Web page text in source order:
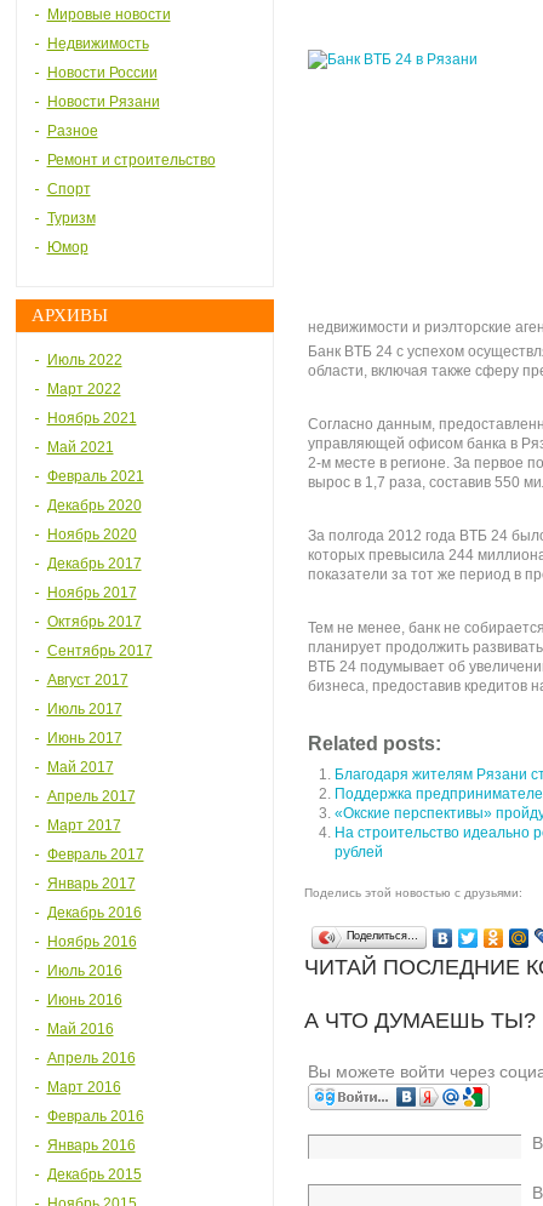
Мировые новости
Недвижимость
Новости России
Новости Рязани
Разное
Ремонт и строительство
Спорт
Туризм
Юмор
АРХИВЫ
Июль 2022
Март 2022
Ноябрь 2021
Май 2021
Февраль 2021
Декабрь 2020
Ноябрь 2020
Декабрь 2017
Ноябрь 2017
Октябрь 2017
Сентябрь 2017
Август 2017
Июль 2017
Июнь 2017
Май 2017
Апрель 2017
Март 2017
Февраль 2017
Январь 2017
Декабрь 2016
Ноябрь 2016
Июль 2016
Июнь 2016
Май 2016
Апрель 2016
Март 2016
Февраль 2016
Январь 2016
Декабрь 2015
недвижимости и риэлторские
Банк BTБ 24 с успехом
области, включая также сферу
Согласно данным,
управляющей офисом банка в
2-м месте в регионе. За первое
вырос в 1,7 раза, составив 550
За полгода 2012 года BTБ 24
которых превысила 244
показатели за тот же период в
Тем не менее, банк не
планирует продолжить
BTБ 24 подумывает об
бизнеса, предоставив
Related posts:
Благодаря жителям Рязани
Поддержка
«Окские перспективы»
На строительство идеально
рублей
Поделись этой новостью с друзьями:
Поделиться…
ЧИТАЙ ПОСЛЕДНИЕ
А ЧТО ДУМАЕШЬ
Вы можете войти через